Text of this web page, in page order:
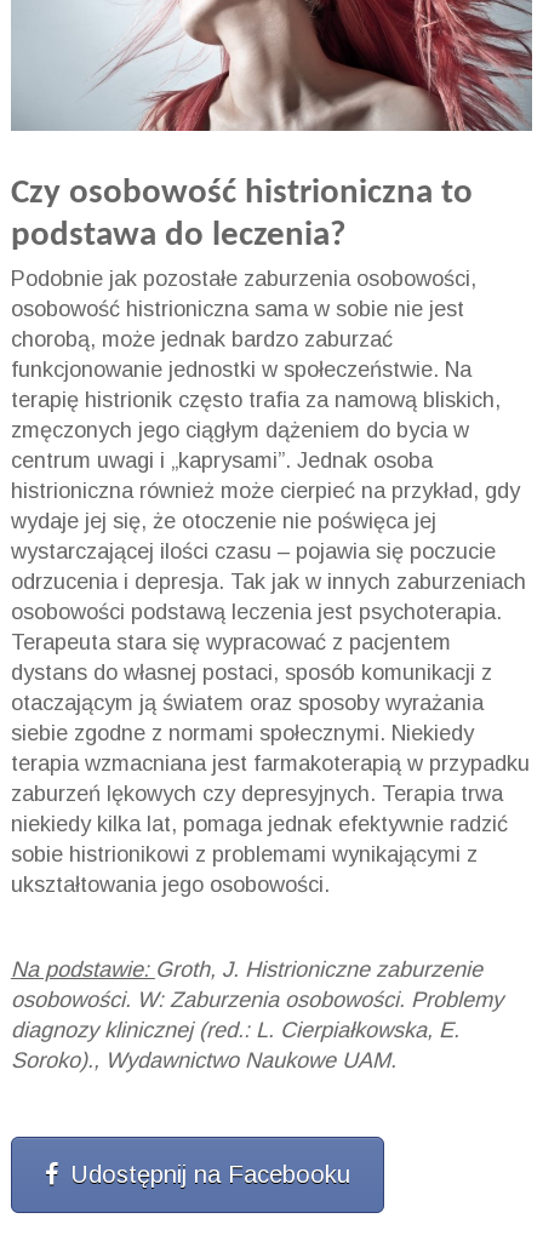
Czy osobowość histrioniczna to
podstawa do leczenia?
Podobnie jak pozostałe zaburzenia osobowości,
osobowość histrioniczna sama w sobie nie jest
chorobą, może jednak bardzo zaburzać
funkcjonowanie jednostki w społeczeństwie. Na
terapię histrionik często trafia za namową bliskich,
zmęczonych jego ciągłym dążeniem do bycia w
centrum uwagi i „kaprysami”. Jednak osoba
histrioniczna również może cierpieć na przykład, gdy
wydaje jej się, że otoczenie nie poświęca jej
wystarczającej ilości czasu – pojawia się poczucie
odrzucenia i depresja. Tak jak w innych zaburzeniach
osobowości podstawą leczenia jest psychoterapia.
Terapeuta stara się wypracować z pacjentem
dystans do własnej postaci, sposób komunikacji z
otaczającym ją światem oraz sposoby wyrażania
siebie zgodne z normami społecznymi. Niekiedy
terapia wzmacniana jest farmakoterapią w przypadku
zaburzeń lękowych czy depresyjnych. Terapia trwa
niekiedy kilka lat, pomaga jednak efektywnie radzić
sobie histrionikowi z problemami wynikającymi z
ukształtowania jego osobowości.
Na podstawie: Groth, J. Histrioniczne zaburzenie
osobowości. W: Zaburzenia osobowości. Problemy
diagnozy klinicznej (red.: L. Cierpiałkowska, E.
Soroko)., Wydawnictwo Naukowe UAM.
Udostępnij na Facebooku